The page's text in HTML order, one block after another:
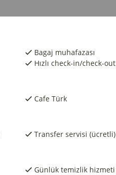
Bagaj muhafazası
Hızlı check-in/check-out
Cafe Türk
Transfer servisi (ücretli)
Günlük temizlik hizmeti